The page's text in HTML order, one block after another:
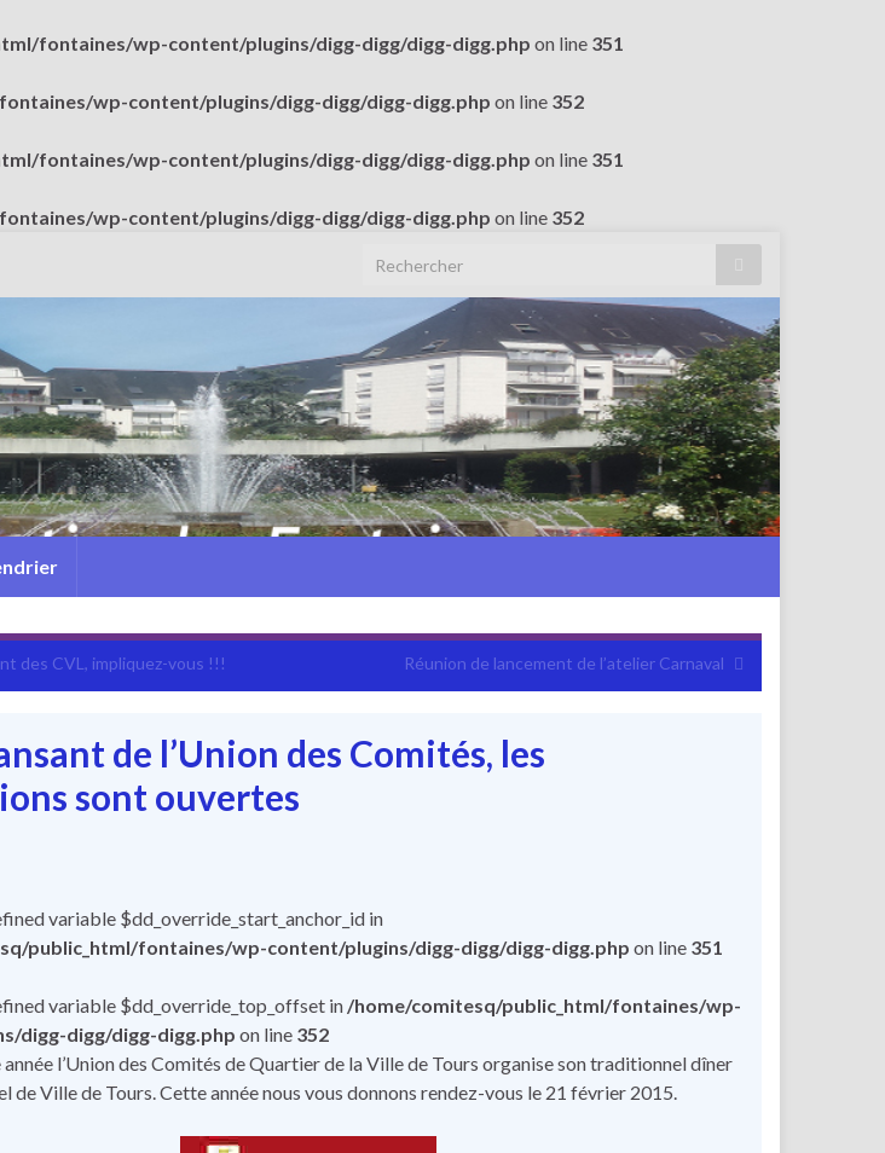
fontaines/wp-content/plugins/digg-digg/digg-digg.php on line 351
wp-content/plugins/digg-digg/digg-digg.php on line 352
fontaines/wp-content/plugins/digg-digg/digg-digg.php on line 351
wp-content/plugins/digg-digg/digg-digg.php on line 352
Search for:
des CVL, impliquez-vous !!! Réunion de lancement de l’atelier Carnaval
de l’Union des Comités, les
sont ouvertes
variable $dd_override_start_anchor_id in
public_html/fontaines/wp-content/plugins/digg-digg/digg-digg.php on line 351
variable $dd_override_top_offset in /home/comitesq/public_html/fontaines/wp-
digg-digg/digg-digg.php on line 352
l’Union des Comités de Quartier de la Ville de Tours organise son traditionnel dîner
de Ville de Tours. Cette année nous vous donnons rendez-vous le 21 février 2015.